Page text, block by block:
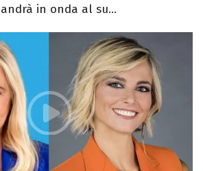
in onda al su...